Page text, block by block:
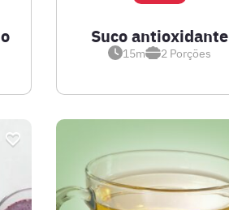
Suco antioxidante
15m 2 Porções